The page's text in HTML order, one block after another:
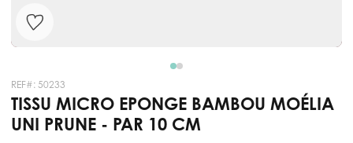
REF#: 50233
TISSU MICRO EPONGE BAMBOU MOÉLIA
UNI PRUNE - PAR 10 CM